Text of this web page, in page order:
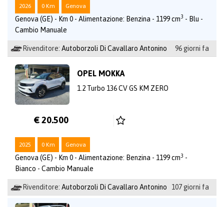
2026 0 Km Genova
Genova (GE) - Km 0 - Alimentazione: Benzina - 1199 cm3 - Blu -
Cambio Manuale
Rivenditore: Autoborzoli Di Cavallaro Antonino 96 giorni fa
OPEL MOKKA
1.2 Turbo 136 CV GS KM ZERO
€ 20.500
2025 0 Km Genova
Genova (GE) - Km 0 - Alimentazione: Benzina - 1199 cm3 -
Bianco - Cambio Manuale
Rivenditore: Autoborzoli Di Cavallaro Antonino 107 giorni fa